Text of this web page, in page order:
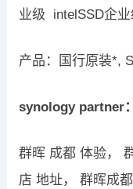
业级 intelSSD企业
产品：国行原装*,
synology partner：
群晖 成都 体验，
店 地址， 群晖成